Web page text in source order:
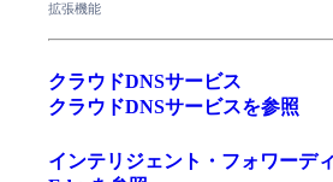
拡張機能
クラウドDNSサービス
クラウドDNSサービスを参照
インテリジェント・フォワーデ